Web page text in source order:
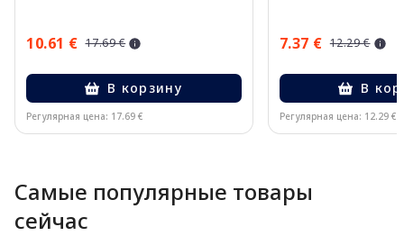
10.61 € 17.69 €
В корзину
Регулярная цена: 17.69 €
7.37 € 12.29 €
В
Регулярная цена: 12.29 €
Самые популярные товары
сейчас